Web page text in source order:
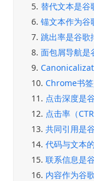
5. 替代文本是谷
6. 锚文本作为谷
7. 跳出率是谷歌
8. 面包屑导航是
9.
10. Chrome书
11. 点击深度是
12. 点击率（
13. 共同引用是
14. 代码与文本
15. 联系信息是
16. 内容作为谷